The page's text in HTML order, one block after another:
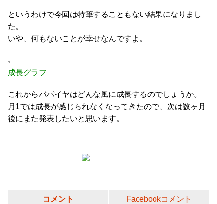
というわけで今回は特筆することもない結果になりまし
た。
いや、何もないことが幸せなんですよ。
成長グラフ
これからパパイヤはどんな風に成長するのでしょうか。
月1では成長が感じられなくなってきたので、次は数ヶ月
後にまた発表したいと思います。
コメント Facebookコメント